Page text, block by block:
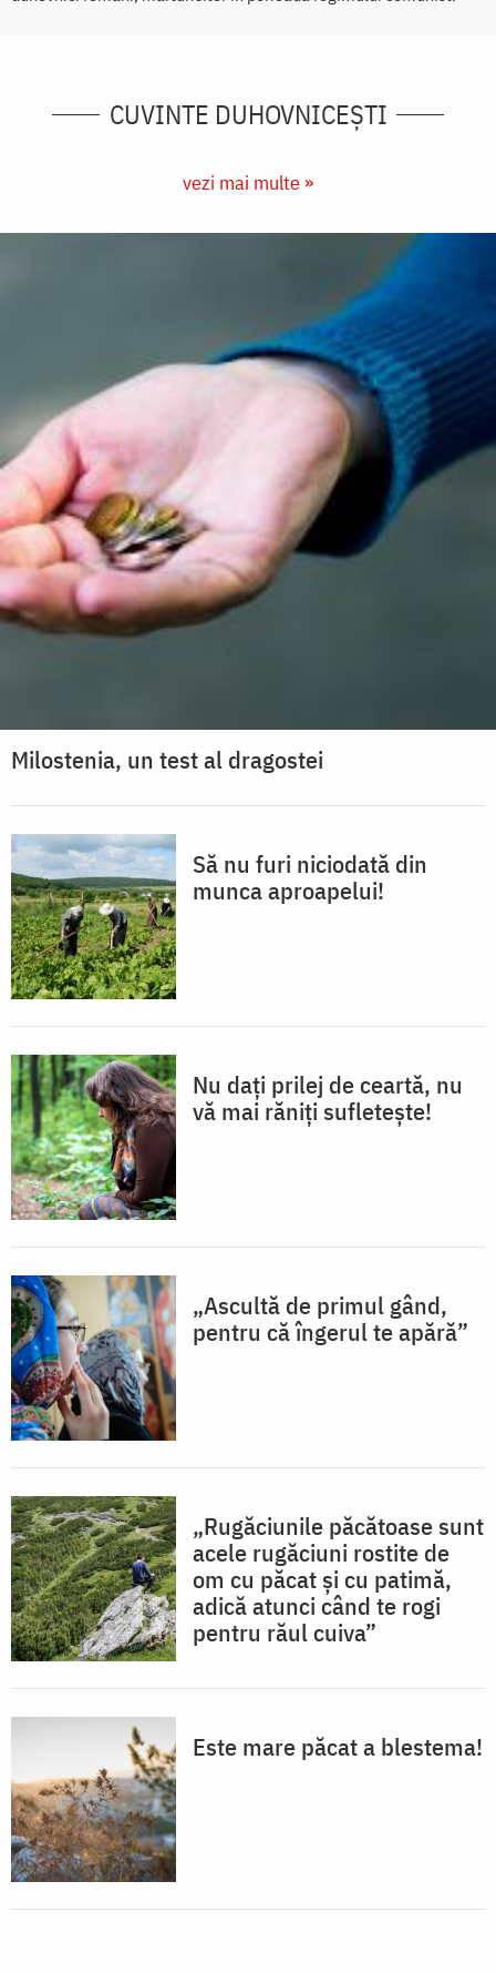
CUVINTE DUHOVNICEȘTI
vezi mai multe »
Milostenia, un test al dragostei
Să nu furi niciodată din
munca aproapelui!
Nu dați prilej de ceartă, nu
vă mai răniți sufletește!
„Ascultă de primul gând,
pentru că îngerul te apără”
„Rugăciunile păcătoase sunt
acele rugăciuni rostite de
om cu păcat și cu patimă,
adică atunci când te rogi
pentru răul cuiva”
Este mare păcat a blestema!